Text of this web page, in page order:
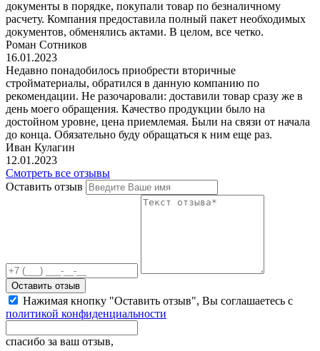
документы в порядке, покупали товар по безналичному
расчету. Компания предоставила полный пакет необходимых
документов, обменялись актами. В целом, все четко.
Роман Сотников
16.01.2023
Недавно понадобилось приобрести вторичные
стройматериалы, обратился в данную компанию по
рекомендации. Не разочаровали: доставили товар сразу же в
день моего обращения. Качество продукции было на
достойном уровне, цена приемлемая. Были на связи от начала
до конца. Обязательно буду обращаться к ним еще раз.
Иван Кулагин
12.01.2023
Смотреть все отзывы
Оставить отзыв
Оставить отзыв
Нажимая кнопку "Оставить отзыв", Вы соглашаетесь с
политикой конфиденциальности
спасибо за ваш отзыв,